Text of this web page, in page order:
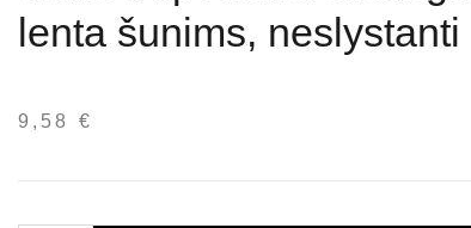
lenta šunims, neslystanti
9,58 €